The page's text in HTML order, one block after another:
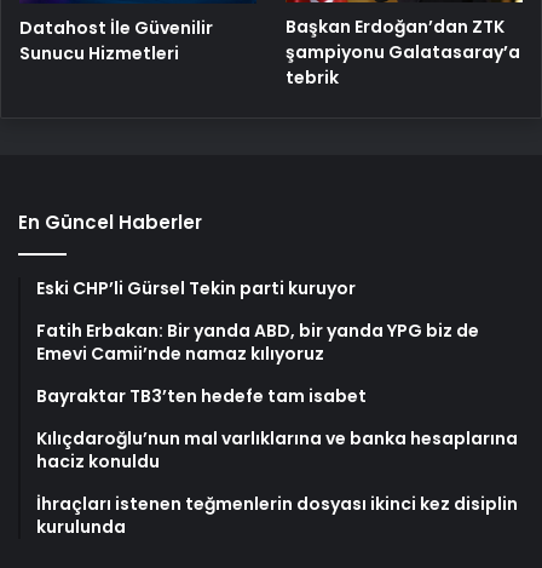
Datahost İle Güvenilir
Sunucu Hizmetleri
Başkan Erdoğan’dan ZTK
şampiyonu Galatasaray’a
tebrik
En Güncel Haberler
Eski CHP’li Gürsel Tekin parti kuruyor
Fatih Erbakan: Bir yanda ABD, bir yanda YPG biz de
Emevi Camii’nde namaz kılıyoruz
Bayraktar TB3’ten hedefe tam isabet
Kılıçdaroğlu’nun mal varlıklarına ve banka hesaplarına
haciz konuldu
İhraçları istenen teğmenlerin dosyası ikinci kez disiplin
kurulunda